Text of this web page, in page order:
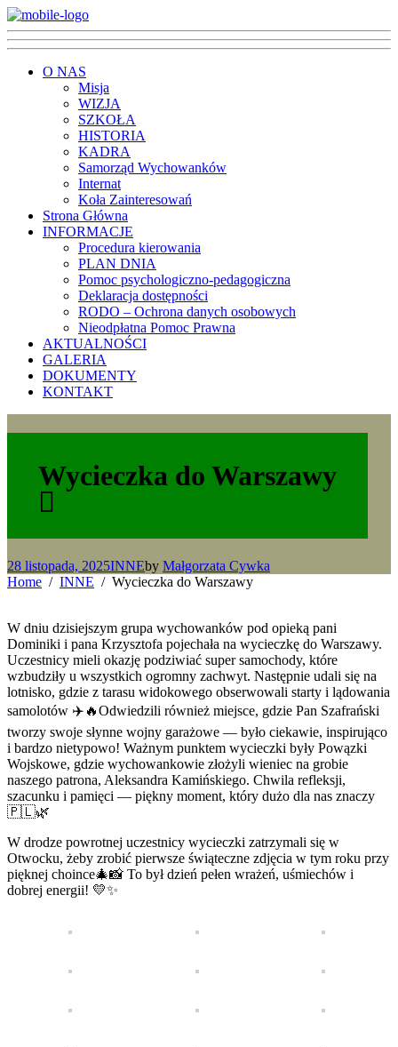
O NAS
Misja
WIZJA
SZKOŁA
HISTORIA
KADRA
Samorząd Wychowanków
Internat
Koła Zainteresowań
Strona Główna
INFORMACJE
Procedura kierowania
PLAN DNIA
Pomoc psychologiczno-pedagogiczna
Deklaracja dostępności
RODO – Ochrona danych osobowych
Nieodpłatna Pomoc Prawna
AKTUALNOŚCI
GALERIA
DOKUMENTY
KONTAKT
Wycieczka do Warszawy
28 listopada, 2025INNEby Małgorzata Cywka
Home
INNE Wycieczka do Warszawy
W dniu dzisiejszym grupa wychowanków pod opieką pani
Dominiki i pana Krzysztofa pojechała na wycieczkę do Warszawy.
Uczestnicy mieli okazję podziwiać super samochody, które
wzbudziły u wszystkich ogromny zachwyt. Następnie udali się na
lotnisko, gdzie z tarasu widokowego obserwowali starty i lądowania
samolotów ✈️🔥Odwiedzili również miejsce, gdzie Pan Szafrański
tworzy swoje słynne wojny garażowe — było ciekawie, inspirująco
i bardzo nietypowo! Ważnym punktem wycieczki były Powązki
Wojskowe, gdzie wychowankowie złożyli wieniec na grobie
naszego patrona, Aleksandra Kamińskiego. Chwila refleksji,
szacunku i pamięci — piękny moment, który dużo dla nas znaczy
🇵🇱🌿
W drodze powrotnej uczestnicy wycieczki zatrzymali się w
Otwocku, żeby zrobić pierwsze świąteczne zdjęcia w tym roku przy
pięknej choince🎄📸 To był dzień pełen wrażeń, uśmiechów i
dobrej energii! 💛✨